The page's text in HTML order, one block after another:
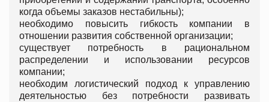
когда объемы заказов нестабильны);
необходимо повысить гибкость компании в
отношении развития собственной организации;
существует потребность в рациональном
распределении и использовании ресурсов
компании;
необходим логистический подход к управлению
деятельностью без потребности развивать